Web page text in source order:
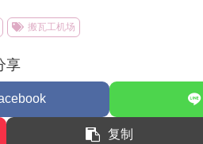
搬瓦工机场
享
复制